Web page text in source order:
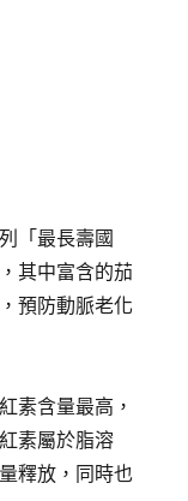
「最長壽國
其中富含的茄
預防動脈老化
素含量最高，
素屬於脂溶
釋放，同時也